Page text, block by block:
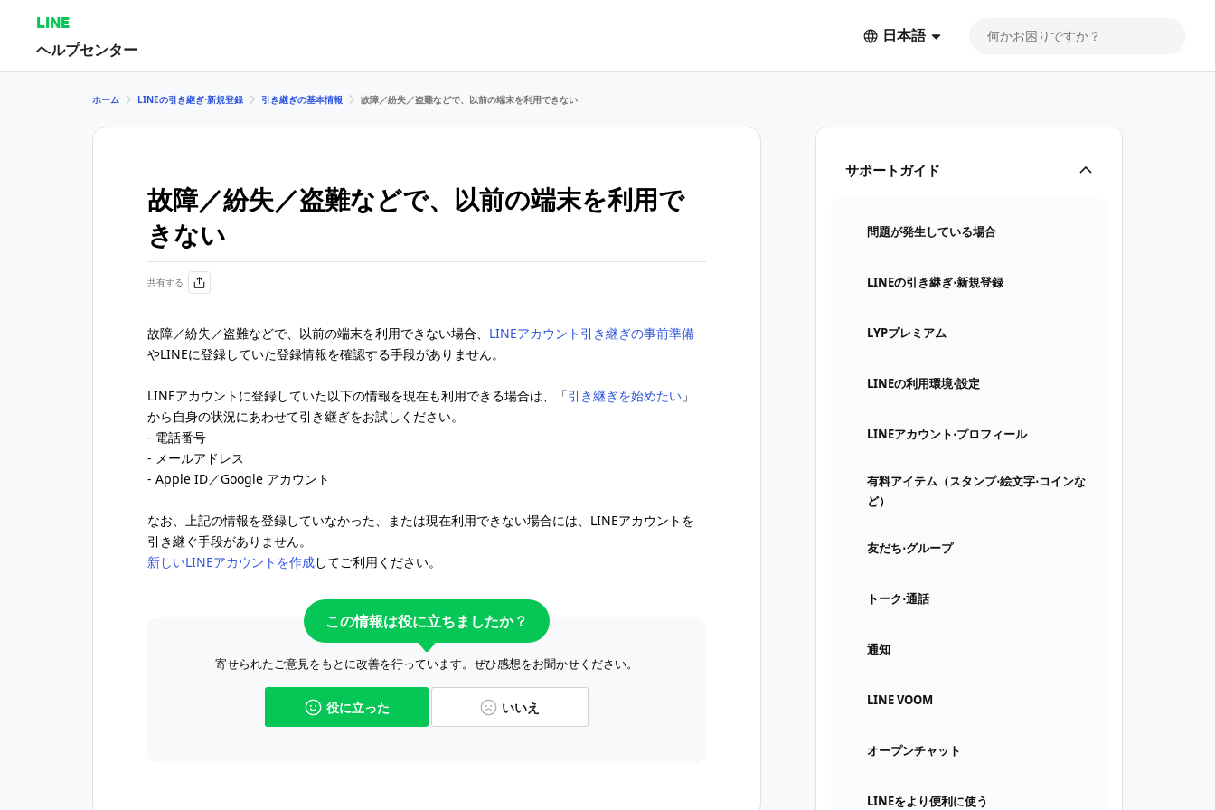
LINE
ヘルプセンター
日本語
サポートガイド
問題が発生している場合
LINEの引き継ぎ⋅新規登録
LYPプレミアム
LINEの利用環境⋅設定
LINEアカウント⋅プロフィール
有料アイテム（スタンプ⋅絵文字⋅コインな
ど）
友だち⋅グループ
トーク⋅通話
通知
LINE VOOM
オープンチャット
LINEをより便利に使う
ホーム LINEの引き継ぎ⋅新規登録 引き継ぎの基本情報 故障／紛失／盗難などで、以前の端末を利用できない
故障／紛失／盗難などで、以前の端末を利用で
きない
共有する
故障／紛失／盗難などで、以前の端末を利用できない場合、 LINEアカウント引き継ぎの事前準備
やLINEに登録していた登録情報を確認する手段がありません。
LINEアカウントに登録していた以下の情報を現在も利用できる場合は、「引き継ぎを始めたい 」
から自身の状況にあわせて引き継ぎをお試しください。
- 電話番号
- メールアドレス
- Apple ID／Google アカウント
なお、上記の情報を登録していなかった、または現在利用できない場合には、LINEアカウントを
引き継ぐ手段がありません。
新しいLINEアカウントを作成してご利用ください。
この情報は役に立ちましたか？
寄せられたご意見をもとに改善を行っています。ぜひ感想をお聞かせください。
役に立った いいえ